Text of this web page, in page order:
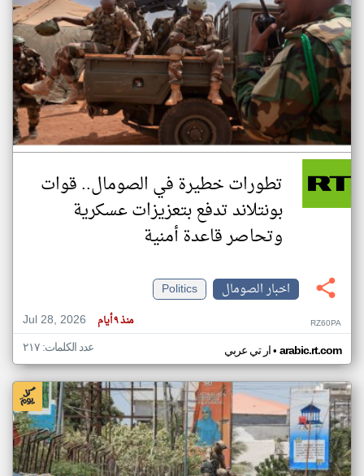
تطورات خطيرة في الصومال.. قوات
بونتلاند تدفع بتعزيزات عسكرية
وتحاصر قاعدة أمنية
اخبار الصومال
Politics
Jul 28, 2026
منذ ٩ أيام RZ60PA
ار تي عربي• arabic.rt.com عدد الكلمات: ٢١٧